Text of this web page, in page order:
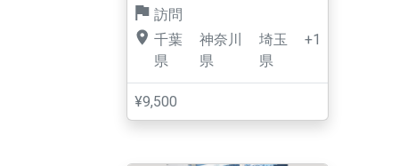
訪問
千葉
県
神奈川
県
埼玉
県
+1
¥9,500